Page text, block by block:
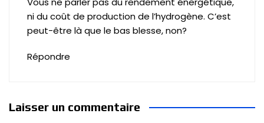
ni du coût de production de l’hydrogène. C’est
peut-être là que le bas blesse, non?
Répondre
Laisser un commentaire